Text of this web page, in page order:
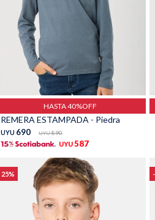
HASTA 40%OFF
REMERA ESTAMPADA - Piedra
UYU 690 UYU 890
UYU 587
25